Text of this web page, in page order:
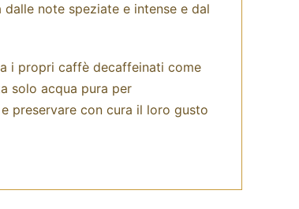
note speziate e intense e dal
i propri caffè decaffeinati come
solo acqua pura per
preservare con cura il loro gusto